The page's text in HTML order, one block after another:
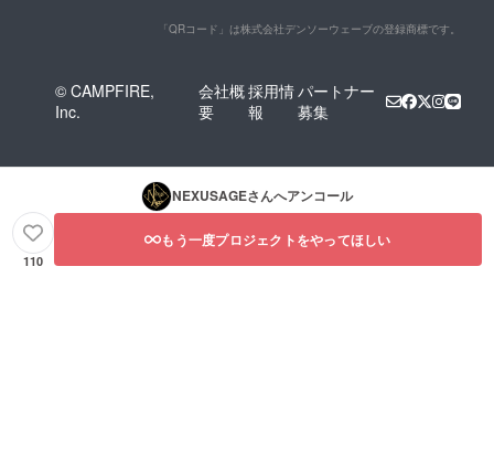
「QRコード」は株式会社デンソーウェーブの登録商標です。
© CAMPFIRE,
Inc.
会社概
要
採用情
報
パートナー
募集
NEXUSAGEさんへアンコール
110
もう一度プロジェクトをやってほしい